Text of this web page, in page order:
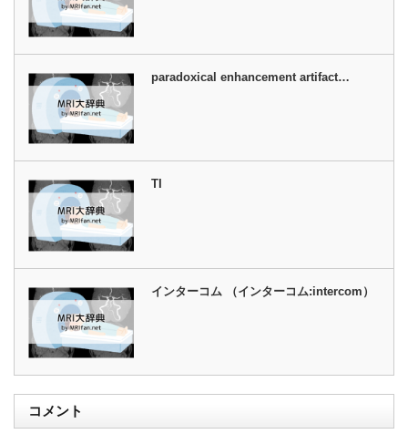
paradoxical enhancement artifact…
TI
インターコム （インターコム:intercom）
コメント